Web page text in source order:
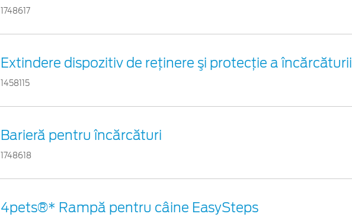
1748617
Extindere dispozitiv de reţinere şi protecţie a încărcăturii
1458115
Barieră pentru încărcături
1748618
4pets®* Rampă pentru câine EasySteps